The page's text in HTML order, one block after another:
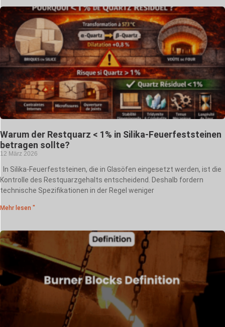
Warum der Restquarz < 1% in Silika-Feuerfeststeinen
betragen sollte?
12 März 2026
In Silika-Feuerfeststeinen, die in Glasöfen eingesetzt werden, ist die
Kontrolle des Restquarzgehalts entscheidend. Deshalb fordern
technische Spezifikationen in der Regel weniger
Mehr lesen "